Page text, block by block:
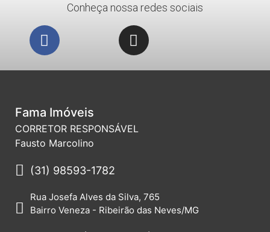
Conheça nossa redes sociais
Fama Imóveis
CORRETOR RESPONSÁVEL
Fausto Marcolino
(31) 98593-1782
Rua Josefa Alves da Silva, 765
Bairro Veneza - Ribeirão das Neves/MG